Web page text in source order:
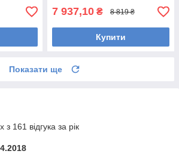
7 937,10 ₴ 8 819 ₴
Купити
Показати ще
161 відгука за рік